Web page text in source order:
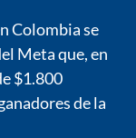
Colombia se
Meta que, en
$1.800
de la